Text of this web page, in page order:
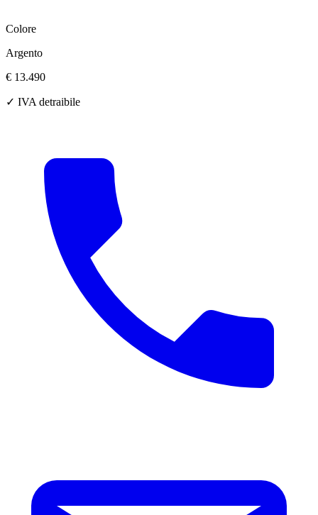
Colore
Argento
€ 13.490
✓ IVA detraibile